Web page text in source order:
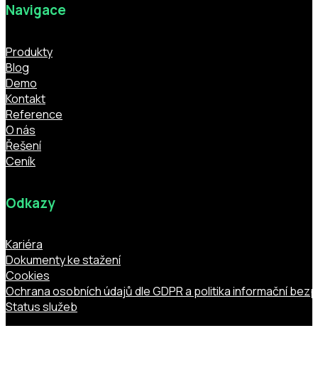
Navigace
Produkty
Blog
Demo
Kontakt
Reference
O nás
Řešení
Ceník
Odkazy
Kariéra
Dokumenty ke stažení
Cookies
Ochrana osobních údajů dle GDPR a politika informační
Status služeb